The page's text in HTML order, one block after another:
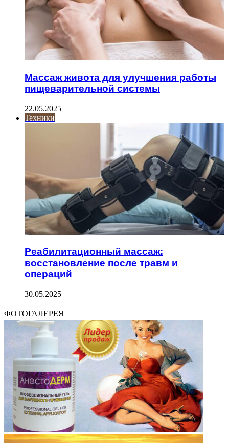
Массаж живота для улучшения работы
пищеварительной системы
22.05.2025
Техники
Реабилитационный массаж:
восстановление после травм и
операций
30.05.2025
ФОТОГАЛЕРЕЯ